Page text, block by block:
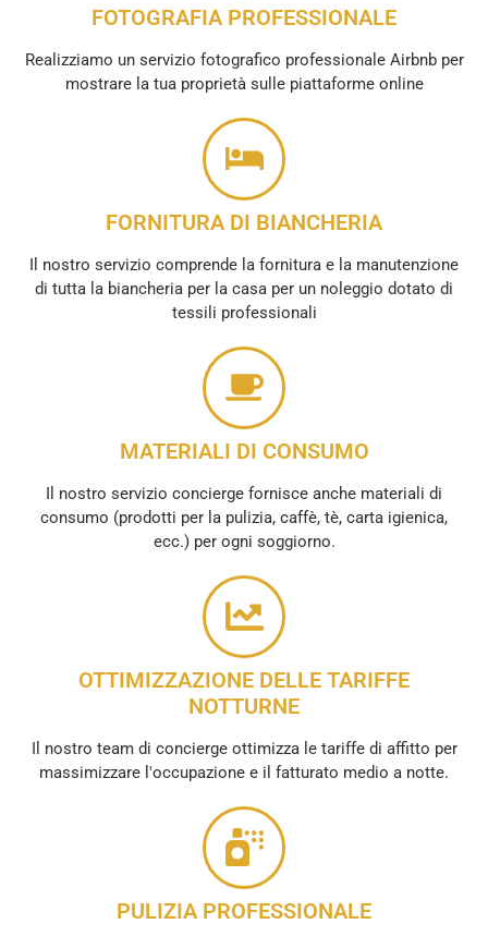
FOTOGRAFIA PROFESSIONALE
Realizziamo un servizio fotografico professionale Airbnb per
mostrare la tua proprietà sulle piattaforme online
FORNITURA DI BIANCHERIA
Il nostro servizio comprende la fornitura e la manutenzione
di tutta la biancheria per la casa per un noleggio dotato di
tessili professionali
MATERIALI DI CONSUMO
Il nostro servizio concierge fornisce anche materiali di
consumo (prodotti per la pulizia, caffè, tè, carta igienica,
ecc.) per ogni soggiorno.
OTTIMIZZAZIONE DELLE TARIFFE
NOTTURNE
Il nostro team di concierge ottimizza le tariffe di affitto per
massimizzare l'occupazione e il fatturato medio a notte.
PULIZIA PROFESSIONALE